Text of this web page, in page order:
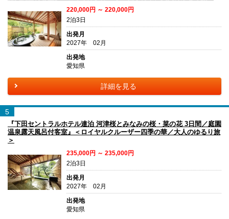
220,000円 ～ 220,000円
2泊3日
出発月
2027年 02月
出発地
愛知県
詳細を見る
5
『下田セントラルホテル連泊 河津桜とみなみの桜・菜の花 3日間／庭園
温泉露天風呂付客室』＜ロイヤルクルーザー四季の華／大人のゆるり旅
＞
235,000円 ～ 235,000円
2泊3日
出発月
2027年 02月
出発地
愛知県